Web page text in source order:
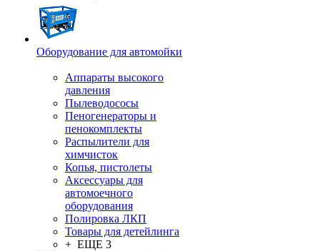
Оборудование для автомойки
Аппараты высокого
давления
Пылеводососы
Пеногенераторы и
пенокомплекты
Распылители для
химчисток
Копья, пистолеты
Аксессуары для
автомоечного
оборудования
Полировка ЛКП
Товары для детейлинга
+ ЕЩЕ 3